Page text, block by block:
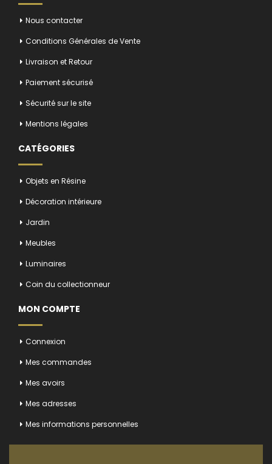
Nous contacter
Conditions Générales de Vente
Livraison et Retour
Paiement sécurisé
Sécurité sur le site
Mentions légales
CATÉGORIES
Objets en Résine
Décoration intérieure
Jardin
Meubles
Luminaires
Coin du collectionneur
MON COMPTE
Connexion
Mes commandes
Mes avoirs
Mes adresses
Mes informations personnelles